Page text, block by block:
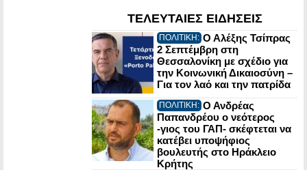
ΤΕΛΕΥΤΑΙΕΣ ΕΙΔΗΣΕΙΣ
ΠΟΛΙΤΙΚΗ: Ο Αλέξης Τσίπρας
2 Σεπτέμβρη στη
Θεσσαλονίκη με σχέδιο για
την Κοινωνική Δικαιοσύνη –
Για τον λαό και την πατρίδα
ΠΟΛΙΤΙΚΗ: Ο Ανδρέας
Παπανδρέου ο νεότερος
-γιος του ΓΑΠ- σκέφτεται να
κατέβει υποψήφιος
βουλευτής στο Ηράκλειο
Κρήτης